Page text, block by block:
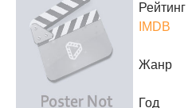
Рейтинг
IMDB
Жанр
Год